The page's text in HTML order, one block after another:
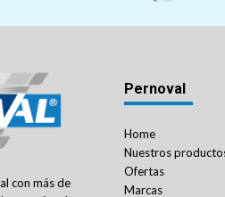
con más de
Pernoval
Home
Nuestros
Ofertas
Marcas